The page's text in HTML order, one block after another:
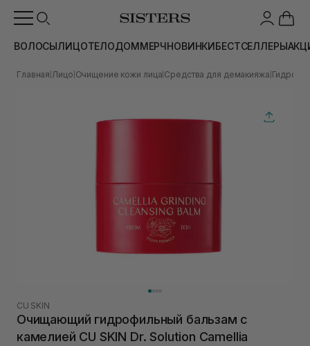
ВОЛОСЫЛИЦОТЕЛОДОММЕРЧНОВИНКИБЕСТСЕЛЛЕРЫ
Главная Лицо Очищение кожи лица Средства для демакияжа
CU SKIN
Очищающий гидрофильный бальзам с
камелией CU SKIN Dr. Solution Camellia